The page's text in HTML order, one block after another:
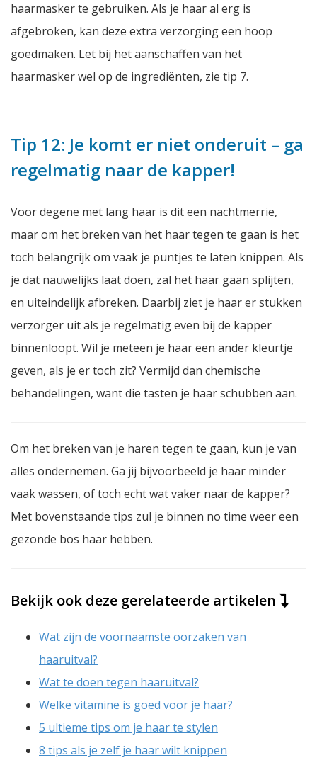
haarmasker te gebruiken. Als je haar al erg is
afgebroken, kan deze extra verzorging een hoop
goedmaken. Let bij het aanschaffen van het
haarmasker wel op de ingrediënten, zie tip 7.
Tip 12: Je komt er niet onderuit – ga
regelmatig naar de kapper!
Voor degene met lang haar is dit een nachtmerrie,
maar om het breken van het haar tegen te gaan is het
toch belangrijk om vaak je puntjes te laten knippen. Als
je dat nauwelijks laat doen, zal het haar gaan splijten,
en uiteindelijk afbreken. Daarbij ziet je haar er stukken
verzorger uit als je regelmatig even bij de kapper
binnenloopt. Wil je meteen je haar een ander kleurtje
geven, als je er toch zit? Vermijd dan chemische
behandelingen, want die tasten je haar schubben aan.
Om het breken van je haren tegen te gaan, kun je van
alles ondernemen. Ga jij bijvoorbeeld je haar minder
vaak wassen, of toch echt wat vaker naar de kapper?
Met bovenstaande tips zul je binnen no time weer een
gezonde bos haar hebben.
Bekijk ook deze gerelateerde artikelen
Wat zijn de voornaamste oorzaken van
haaruitval?
Wat te doen tegen haaruitval?
Welke vitamine is goed voor je haar?
5 ultieme tips om je haar te stylen
8 tips als je zelf je haar wilt knippen